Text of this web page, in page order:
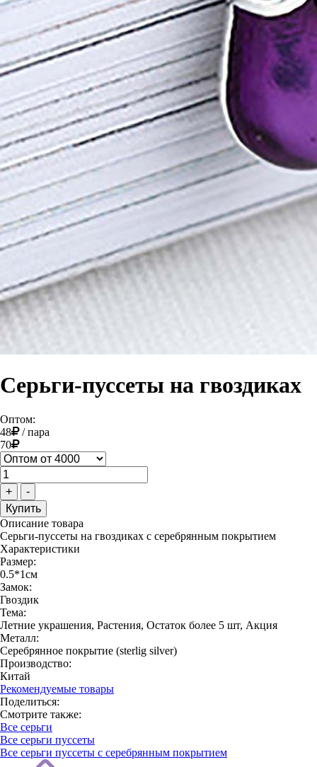
Серьги-пуссеты на гвоздиках
Оптом:
48
/пара
70
+ -
Описание товара
Серьги-пуссеты на гвоздиках с серебрянным покрытием
Характеристики
Размер:
0.5*1см
Замок:
Гвоздик
Тема:
Летние украшения, Растения, Остаток более 5 шт, Акция
Металл:
Серебрянное покрытие (sterlig silver)
Производство:
Китай
Рекомендуемые товары
Поделиться:
Смотрите также:
Все серьги
Все серьги пуссеты
Все серьги пуссеты с серебрянным покрытием